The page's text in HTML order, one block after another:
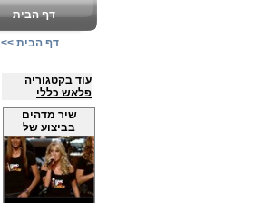
עוד בקטגוריה
פלאש כללי
שיר מדהים
בביצוע של
דף הבית
דף הבית >>